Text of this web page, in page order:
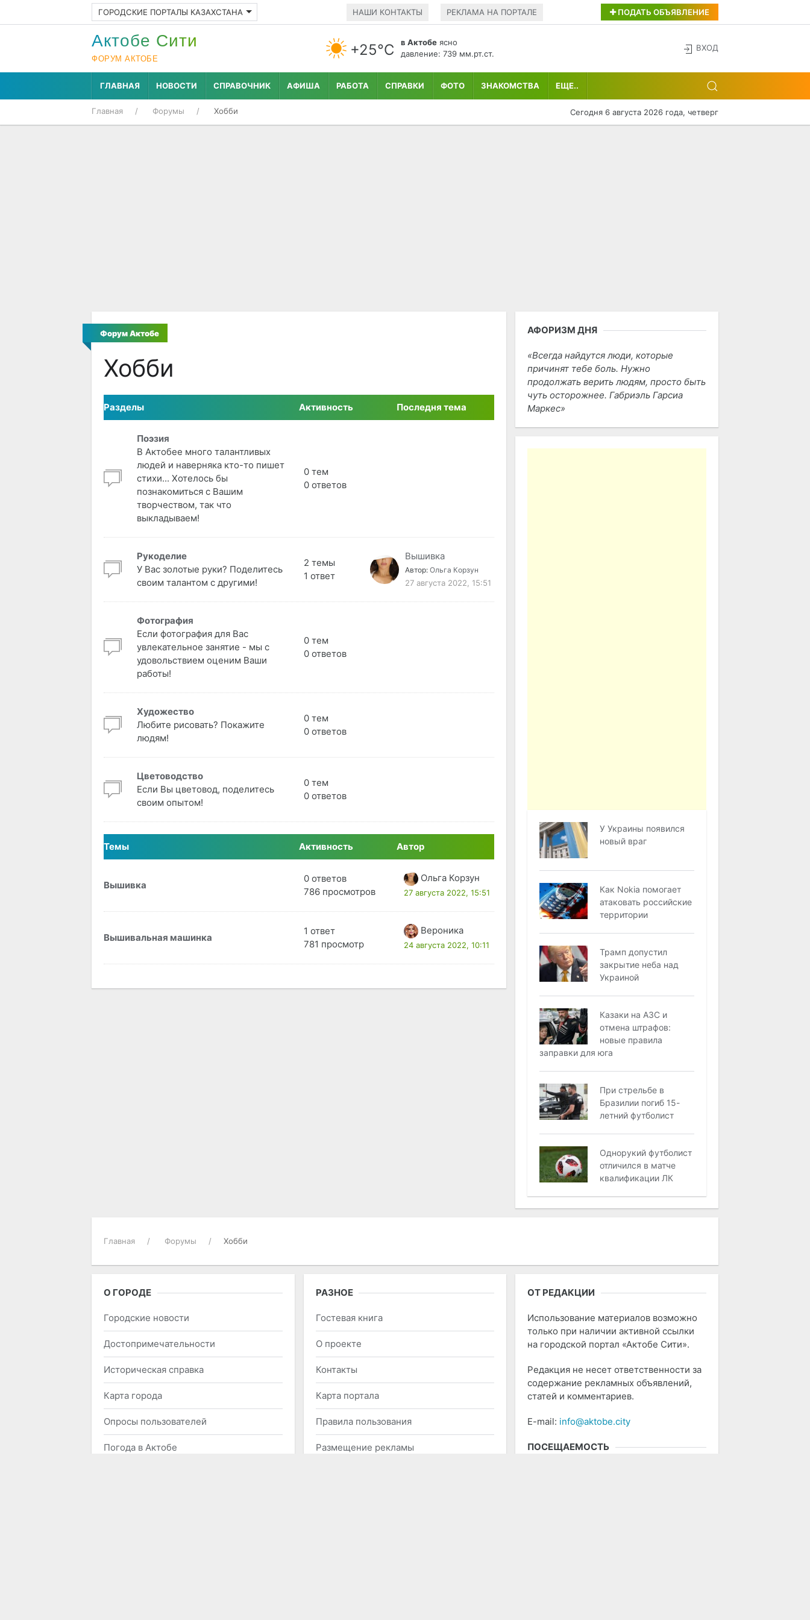
ГОРОДСКИЕ ПОРТАЛЫ КАЗАХСТАНА НАШИ КОНТАКТЫ РЕКЛАМА НА ПОРТАЛЕ ПОДАТЬ ОБЪЯВЛЕНИЕ
Актобе Cити
ФОРУМ АКТОБЕ
+25°С в Актобе ясно
давление: 739 мм.рт.ст.
ВХОД
ГЛАВНАЯ НОВОСТИ СПРАВОЧНИК АФИША РАБОТА СПРАВКИ ФОТО ЗНАКОМСТВА ЕЩЕ..
Главная Форумы Хобби Сегодня 6 августа 2026 года, четверг
Форум Актобе
Хобби
Разделы Активность Последня тема
Поэзия
В Актобее много талантливых
людей и наверняка кто-то пишет
стихи... Хотелось бы
познакомиться с Вашим
творчеством, так что
выкладываем!
0 тем
0 ответов
Рукоделие
У Вас золотые руки? Поделитесь
своим талантом с другими!
2 темы
1 ответ
Вышивка
Автор:Ольга Корзун
27 августа 2022, 15:51
Фотография
Если фотография для Вас
увлекательное занятие - мы с
удовольствием оценим Ваши
работы!
0 тем
0 ответов
Художество
Любите рисовать? Покажите
людям!
0 тем
0 ответов
Цветоводство
Если Вы цветовод, поделитесь
своим опытом!
0 тем
0 ответов
Темы Активность Автор
Вышивка
0 ответов
786 просмотров
Ольга Корзун
27 августа 2022, 15:51
Вышивальная машинка
1 ответ
781 просмотр
Вероника
24 августа 2022, 10:11
АФОРИЗМ ДНЯ
Всегда найдутся люди, которые
причинят тебе боль. Нужно
продолжать верить людям, просто быть
чуть осторожнее. Габриэль Гарсиа
Маркес
У Украины появился
новый враг
Как Nokia помогает
атаковать российские
территории
Трамп допустил
закрытие неба над
Украиной
Кaзaки нa AЗC и
oтмeнa штрaфoв:
нoвыe прaвилa
зaпрaвки для югa
При стрельбе в
Бразилии погиб 15-
летний футболист
Однорукий футболист
отличился в матче
квалификации ЛК
Главная Форумы Хобби
О ГОРОДЕ
Городские новости
Достопримечательности
Историческая справка
Карта города
Опросы пользователей
Погода в Актобе
РАЗНОЕ
Гостевая книга
О проекте
Контакты
Карта портала
Правила пользования
Размещение рекламы
ОТ РЕДАКЦИИ
Использование материалов возможно
только при наличии активной ссылки
на городской портал «Актобе Сити».
Редакция не несет ответственности за
содержание рекламных объявлений,
статей и комментариев.
E-mail: info@aktobe.city
ПОСЕЩАЕМОСТЬ